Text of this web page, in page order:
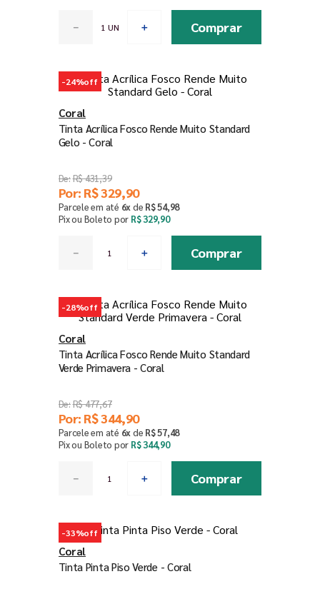
＋
－ Comprar
-24%off
Coral
Tinta Acrílica Fosco Rende Muito Standard
Gelo - Coral
R$431,39
Por: R$329,90
Parcele em até 6xde R$54,98
Pix ou Boleto por R$ 329,90
＋
－ Comprar
-28%off
Coral
Tinta Acrílica Fosco Rende Muito Standard
Verde Primavera - Coral
R$477,67
Por: R$344,90
Parcele em até 6xde R$57,48
Pix ou Boleto por R$ 344,90
＋
－ Comprar
-33%off
Coral
Tinta Pinta Piso Verde - Coral